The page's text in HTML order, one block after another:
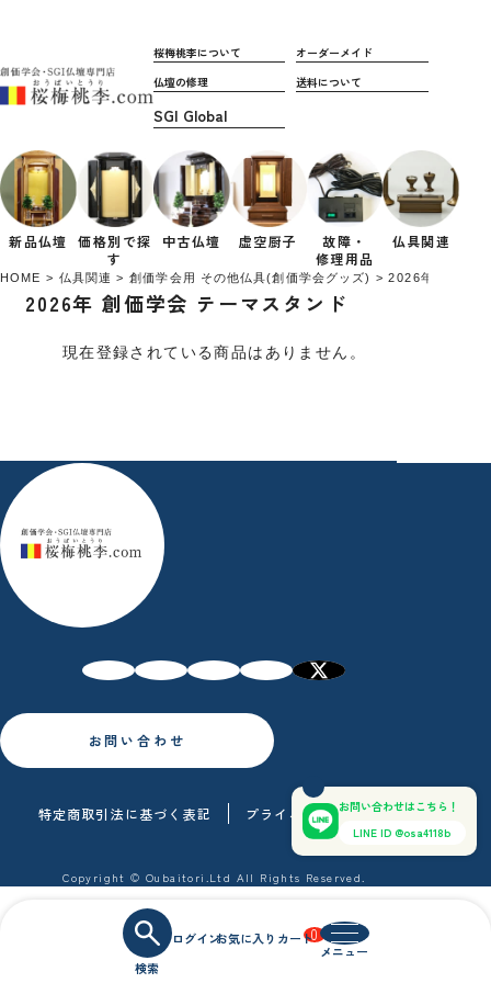
桜梅桃李について
オーダーメイド
仏壇の修理
送料について
新品仏壇 価格別で探
す
中古仏壇 虚空厨子
故障・
修理用品
仏具関連
0
HOME 仏具関連 創価学会用 その他仏具(創価学会グッズ) 2026年 創価学
2026年 創価学会 テーマスタンド
現在登録されている商品はありません。
お問い合わせはこちら！
LINE ID @osa4118b
Copyright © Oubaitori.Ltd All Rights Reserved.
お問い合わせ
特定商取引法に基づく表記 プライバシーポリシー